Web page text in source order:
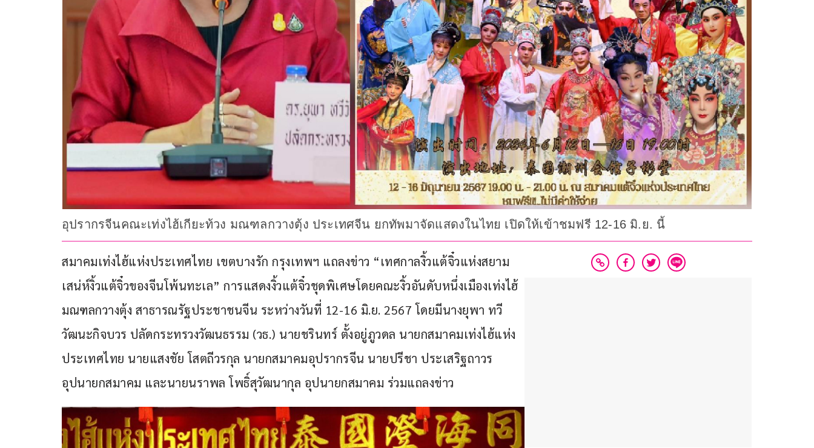
อุปรากรจีนคณะเท่งไฮ้เกียะท้วง มณฑลกวางตุ้ง ประเทศจีน ยกทัพมาจัดแสดงในไทย เปิดให้เข้าชมฟรี 12-16 มิ.ย. นี้
สมาคมเท่งไฮ้แห่งประเทศไทย เขตบางรัก กรุงเทพฯ แถลงข่าว “เทศกาลงิ้วแต้จิ๋วแห่งสยาม
เสน่ห์งิ้วแต้จิ๋วของจีนโพ้นทะเล” การแสดงงิ้วแต้จิ๋วชุดพิเศษโดยคณะงิ้วอันดับหนึ่งเมืองเท่งไฮ้
มณฑลกวางตุ้ง สาธารณรัฐประชาชนจีน ระหว่างวันที่ 12-16 มิ.ย. 2567 โดยมีนางยุพา ทวี
วัฒนะกิจบวร ปลัดกระทรวงวัฒนธรรม (วธ.) นายชรินทร์ ตั้งอยู่ภูวดล นายกสมาคมเท่งไฮ้แห่ง
ประเทศไทย นายแสงชัย โสตถีวรกุล นายกสมาคมอุปรากรจีน นายปรีชา ประเสริฐถาวร
อุปนายกสมาคม และนายนราพล โพธิ์สุวัฒนากุล อุปนายกสมาคม ร่วมแถลงข่าว